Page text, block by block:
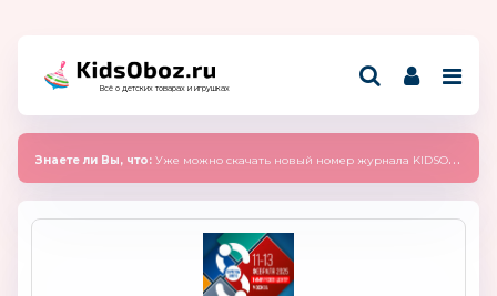
Всё о детских товарах и игрушках
Знаете ли Вы, что: Уже можно скачать новый номер журнала KIDSOBOZ 2025 (сентябрь)